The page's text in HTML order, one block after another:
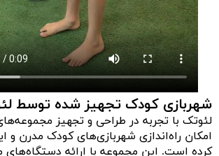
شهربازی کودک تجهیز شده توسط
لئوتک با تجربه در طراحی و تجهیز
امکان راه‌اندازی شهربازی‌های کودک مدرن و
کرده است. این مجموعه با ارائه دستگاه‌های